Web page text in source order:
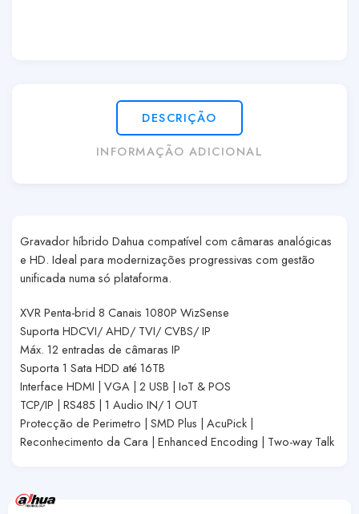
DESCRIÇÃO
INFORMAÇÃO ADICIONAL
Gravador híbrido Dahua compatível com câmaras analógicas
e HD. Ideal para modernizações progressivas com gestão
unificada numa só plataforma.
XVR Penta-brid 8 Canais 1080P WizSense
Suporta HDCVI/ AHD/ TVI/ CVBS/ IP
Máx. 12 entradas de câmaras IP
Suporta 1 Sata HDD até 16TB
Interface HDMI | VGA | 2 USB | IoT & POS
TCP/IP | RS485 | 1 Audio IN/ 1 OUT
Protecção de Perimetro | SMD Plus | AcuPick |
Reconhecimento da Cara | Enhanced Encoding | Two-way Talk